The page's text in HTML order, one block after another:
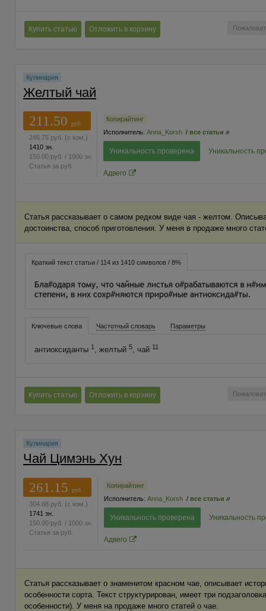
Купить статью Отложить в корзину
Кулинария
Желтый чай
211.50
руб.
246.75 руб. (с ком.)
1410 зн.
150.00 руб. / 1000 зн.
Статья за руб.
Копирайтинг
Исполнитель: Anna_Korsh / все статьи
Уникальность проверена Уникальность
Адвего
Статья рассказывает о самом редком виде чая - желтом.
достоинства, способ приготовления. У меня в продаже много
Краткий текст статьи / 114 из 1410 символов / 8%
Ключевые слова Частотный словарь Параметры
антиоксиданты 1, желтый 5, чай 11
Купить статью Отложить в корзину
Кулинария
Чай Цимэнь Хун
261.15
руб.
304.68 руб. (с ком.)
1741 зн.
150.00 руб. / 1000 зн.
Статья за руб.
Копирайтинг
Исполнитель: Anna_Korsh / все статьи
Уникальность проверена Уникальность
Адвего
Статья рассказывает о знаменитом красном чае, описывает
особенности сорта. Текст структурирован, имеет три
особенности). У меня на продаже много статей о чае.